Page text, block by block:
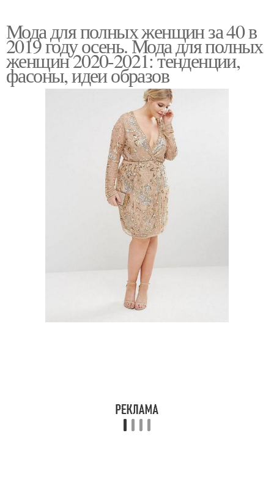
Мода для полных женщин за 40 в
2019 году осень. Мода для полных
женщин 2020-2021: тенденции,
фасоны, идеи образов